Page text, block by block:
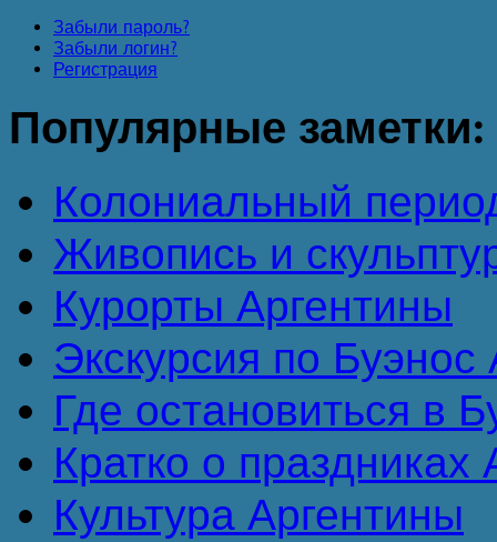
Забыли пароль?
Забыли логин?
Регистрация
Популярные заметки:
Колониальный
Живопись и
Курорты Аргентины
Экскурсия по
Где остановиться в
Кратко о праздниках
Культура Аргентины